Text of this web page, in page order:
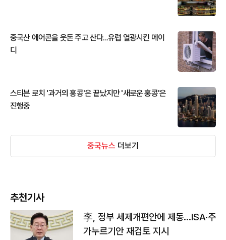
중국산 에어콘을 웃돈 주고 산다...유럽 열광시킨 메이
디
스티븐 로치 '과거의 홍콩'은 끝났지만 '새로운 홍콩'은
진행중
중국뉴스 더보기
추천기사
李, 정부 세제개편안에 제동…ISA·주
가누르기안 재검토 지시